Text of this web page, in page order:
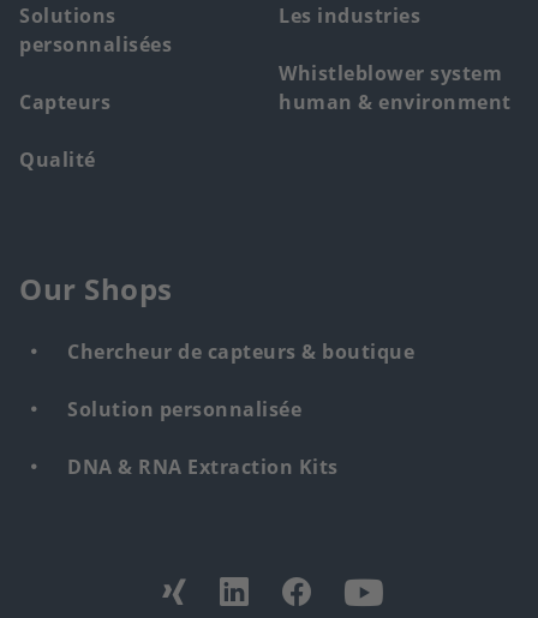
Solutions
personnalisées
Capteurs
Qualité
Les industries
Whistleblower system
human & environment
Our Shops
Chercheur de capteurs & boutique
Solution personnalisée
DNA & RNA Extraction Kits